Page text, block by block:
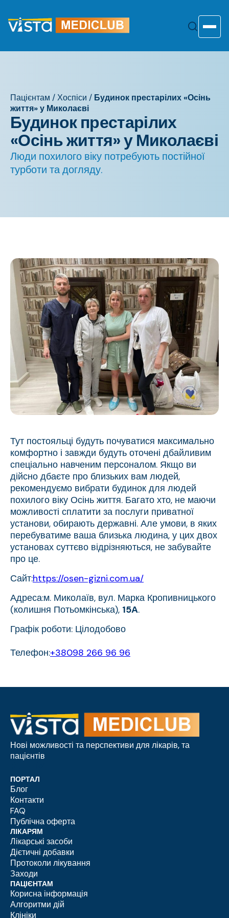
змісту
Пацієнтам /Хоспіси / Будинок престарілих «Осінь
життя» у Миколаєві
Будинок престарілих
«Осінь життя» у Миколаєві
Люди похилого віку потребують постійної
турботи та догляду.
Тут постояльці будуть почуватися максимально
комфортно і завжди будуть оточені дбайливим
спеціально навченим персоналом. Якщо ви
дійсно дбаєте про близьких вам людей,
рекомендуємо вибрати будинок для людей
похилого віку Осінь життя. Багато хто, не маючи
можливості сплатити за послуги приватної
установи, обирають державні. Але умови, в яких
перебуватиме ваша близька людина, у цих двох
установах суттєво відрізняються, не забувайте
про це.
Сайт:https://osen-gizni.com.ua/
Адреса:м. Миколаїв, вул. Марка Кропивницького
(колишня Потьомкінська), 15А.
Графік роботи: Цілодобово
Телефон:+38098 266 96 96
Нові можливості та перспективи для лікарів, та
пацієнтів
ПОРТАЛ
Блог
Контакти
FAQ
Публічна оферта
ЛІКАРЯМ
Лікарські засоби
Дієтичні добавки
Протоколи лікування
Заходи
ПАЦІЄНТАМ
Корисна інформація
Алгоритми дій
Клініки